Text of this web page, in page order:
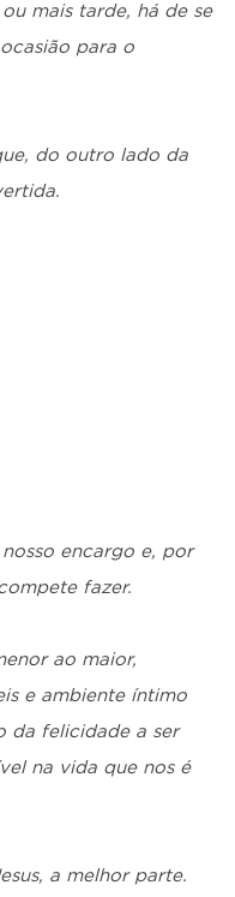
mais tarde, há de se
para o
do outro lado da
encargo e, por
fazer.
ao maior,
e ambiente íntimo
da felicidade a ser
na vida que nos é
a melhor parte.